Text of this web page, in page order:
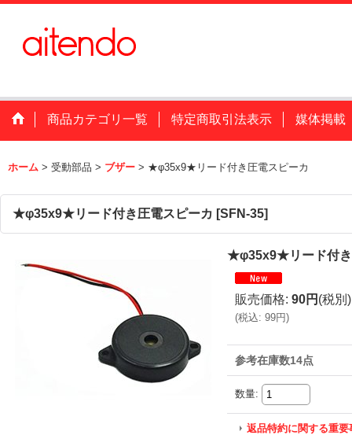
商品カテゴリ一覧 特定商取引法表示 媒体掲載
ホーム > 受動部品 > ブザー > ★φ35x9★リード付き圧電スピーカ
★φ35x9★リード付き圧電スピーカ [SFN-35]
★φ35x9★リード付き
販売価格: 90円 (税別)
(税込: 99円)
参考在庫数14点
数量:
返品特約に関する重要